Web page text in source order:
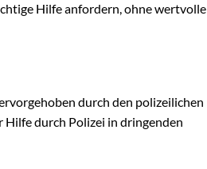
Hilfe anfordern, ohne wertvolle
durch den polizeilichen
durch Polizei in dringenden